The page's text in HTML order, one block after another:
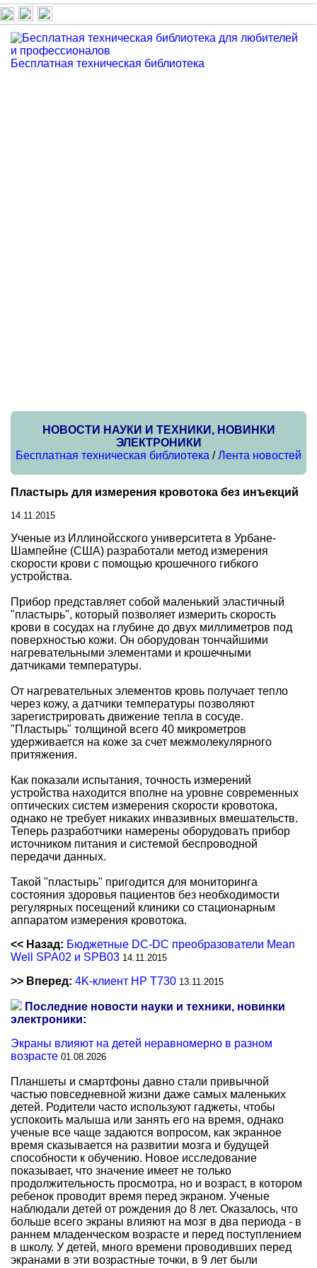
Бесплатная техническая библиотека
НОВОСТИ НАУКИ И ТЕХНИКИ, НОВИНКИ
ЭЛЕКТРОНИКИ
Бесплатная техническая библиотека /Лента новостей
Пластырь для измерения кровотока без инъекций
14.11.2015
Ученые из Иллинойсского университета в Урбане-
Шампейне (США) разработали метод измерения
скорости крови с помощью крошечного гибкого
устройства.
Прибор представляет собой маленький эластичный
"пластырь", который позволяет измерить скорость
крови в сосудах на глубине до двух миллиметров под
поверхностью кожи. Он оборудован тончайшими
нагревательными элементами и крошечными
датчиками температуры.
От нагревательных элементов кровь получает тепло
через кожу, а датчики температуры позволяют
зарегистрировать движение тепла в сосуде.
"Пластырь" толщиной всего 40 микрометров
удерживается на коже за счет межмолекулярного
притяжения.
Как показали испытания, точность измерений
устройства находится вполне на уровне современных
оптических систем измерения скорости кровотока,
однако не требует никаких инвазивных вмешательств.
Теперь разработчики намерены оборудовать прибор
источником питания и системой беспроводной
передачи данных.
Такой "пластырь" пригодится для мониторинга
состояния здоровья пациентов без необходимости
регулярных посещений клиники со стационарным
аппаратом измерения кровотока.
<< Назад: Бюджетные DC-DC преобразователи Mean
Well SPA02 и SPB03 14.11.2015
>> Вперед: 4K-клиент HP T730 13.11.2015
Последние новости науки и техники, новинки
электроники:
Экраны влияют на детей неравномерно в разном
возрасте 01.08.2026
Планшеты и смартфоны давно стали привычной
частью повседневной жизни даже самых маленьких
детей. Родители часто используют гаджеты, чтобы
успокоить малыша или занять его на время, однако
ученые все чаще задаются вопросом, как экранное
время сказывается на развитии мозга и будущей
способности к обучению. Новое исследование
показывает, что значение имеет не только
продолжительность просмотра, но и возраст, в котором
ребенок проводит время перед экраном. Ученые
наблюдали детей от рождения до 8 лет. Оказалось, что
больше всего экраны влияют на мозг в два периода - в
раннем младенческом возрасте и перед поступлением
в школу. У детей, много времени проводивших перед
экранами в эти возрастные точки, в 9 лет были